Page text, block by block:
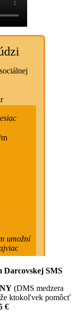
Darcovskej SMS
(DMS medzera
ktokoľvek pomôcť
€